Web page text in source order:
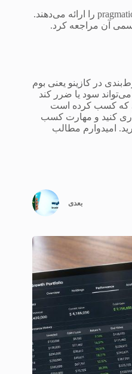
در واقع همه سایت‌های کازینو pragmatic play را ارائه می‌دهند.
آن مراجعه کرد.
در کازینو یعنی بوم
سود یا ضرر کند
که کسب کرده است
کنید و مهارت کسب
امیدوارم مطالب
بعدی